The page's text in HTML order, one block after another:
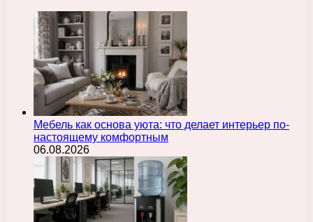
Мебель как основа уюта: что делает интерьер по-
настоящему комфортным
06.08.2026